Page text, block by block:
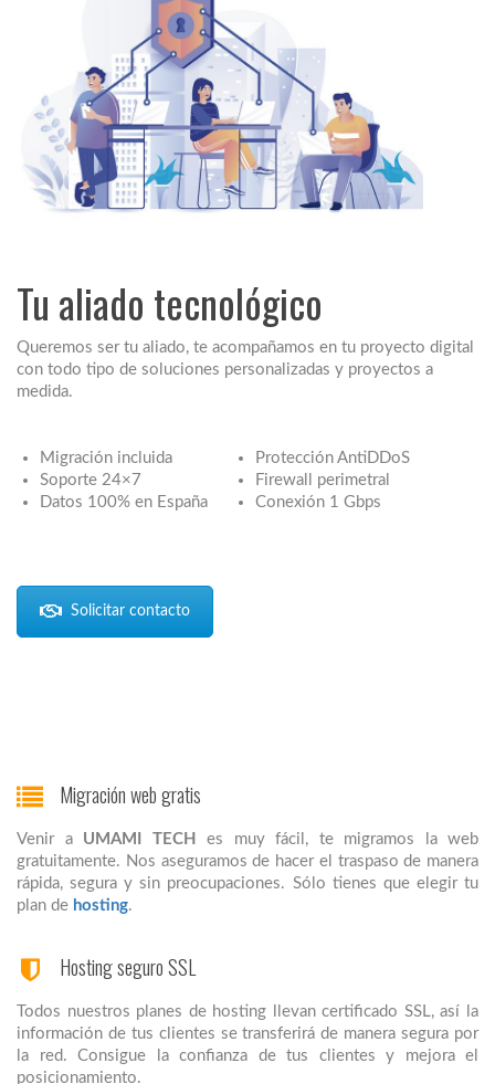
Tu aliado tecnológico
Queremos ser tu aliado, te acompañamos en tu proyecto digital
con todo tipo de soluciones personalizadas y proyectos a
medida.
Migración incluida
Soporte 24×7
Datos 100% en España
Protección AntiDDoS
Firewall perimetral
Conexión 1 Gbps
Solicitar contacto
Migración web gratis
Venir a UMAMI TECH
es muy fácil, te migramos la web
gratuitamente. Nos aseguramos de hacer el traspaso de manera
rápida, segura y sin preocupaciones. Sólo tienes que elegir tu
plan de hosting.
Hosting seguro SSL
Todos nuestros planes de hosting llevan certificado SSL, así la
información de tus clientes se transferirá de manera segura por
la red. Consigue la confianza de tus clientes y mejora el
posicionamiento.